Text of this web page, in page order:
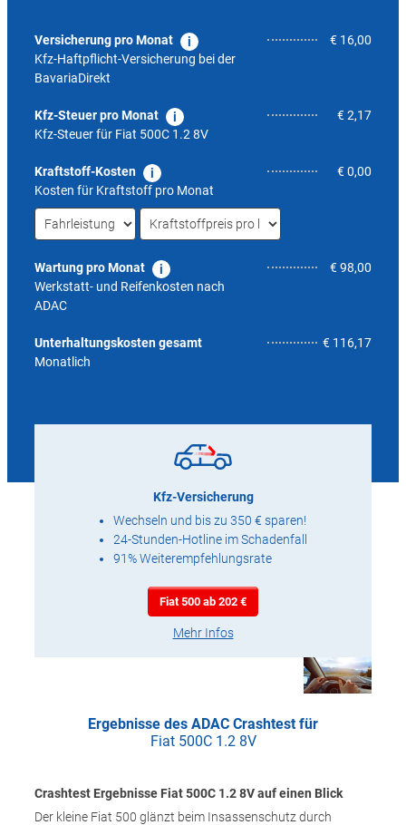
Versicherung pro Monat
Kfz-Haftpflicht-Versicherung bei der
BavariaDirekt
€ 16,00
Kfz-Steuer pro Monat
Kfz-Steuer für Fiat 500C 1.2 8V
€ 2,17
Kraftstoff-Kosten
Kosten für Kraftstoff pro Monat
€ 0,00
Wartung pro Monat
Werkstatt- und Reifenkosten nach
ADAC
€ 98,00
Unterhaltungskosten gesamt
Monatlich
€ 116,175,0
Kfz-Versicherung
Wechseln und bis zu 350 € sparen!
24-Stunden-Hotline im Schadenfall
91% Weiterempfehlungsrate
Fiat 500 ab 202 €
Mehr Infos
Ergebnisse des ADAC Crashtest für
Fiat 500C 1.2 8V
Crashtest Ergebnisse Fiat 500C 1.2 8V auf einen Blick
Der kleine Fiat 500 glänzt beim Insassenschutz durch